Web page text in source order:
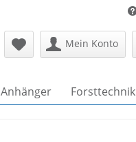
Mein Konto
Anhänger Forsttechnik